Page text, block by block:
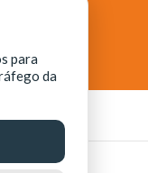
de Ciência,
para
da